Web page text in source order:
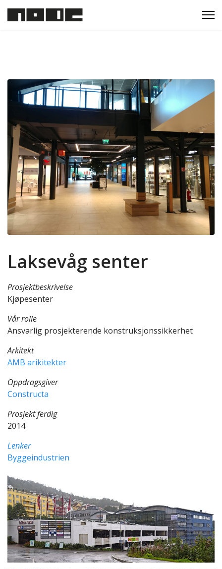
Laksevåg senter
Prosjektbeskrivelse
Kjøpesenter
Vår rolle
Ansvarlig prosjekterende konstruksjonssikkerhet
Arkitekt
AMB arikitekter
Oppdragsgiver
Constructa
Prosjekt ferdig
2014
Lenker
Byggeindustrien